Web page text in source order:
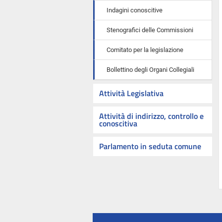
Indagini conoscitive
Stenografici delle Commissioni
Comitato per la legislazione
Bollettino degli Organi Collegiali
Attività Legislativa
Attività di indirizzo, controllo e
conoscitiva
Parlamento in seduta comune